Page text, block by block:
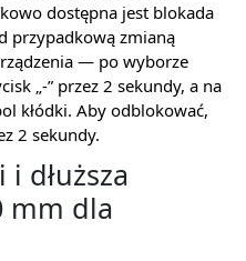
dostępna jest blokada
przypadkową zmianą
— po wyborze
„-” przez 2 sekundy, a na
kłódki. Aby odblokować,
2 sekundy.
i dłuższa
mm dla